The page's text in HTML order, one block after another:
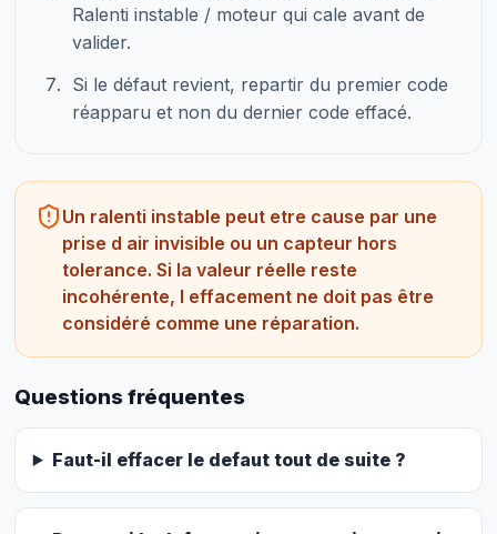
Ralenti instable / moteur qui cale avant de
valider.
Si le défaut revient, repartir du premier code
réapparu et non du dernier code effacé.
Un ralenti instable peut etre cause par une
prise d air invisible ou un capteur hors
tolerance. Si la valeur réelle reste
incohérente, l effacement ne doit pas être
considéré comme une réparation.
Questions fréquentes
Faut-il effacer le defaut tout de suite ?